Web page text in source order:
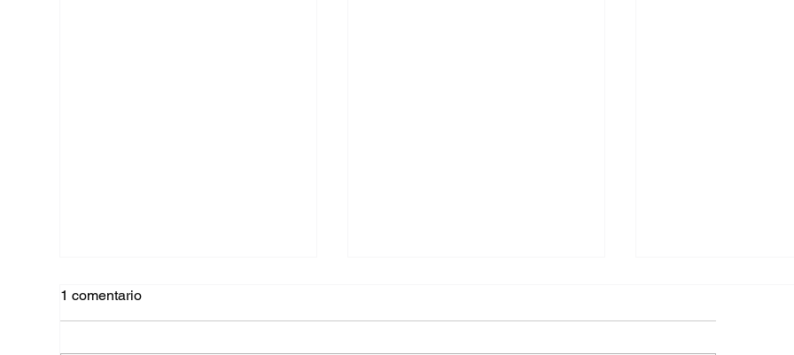
1 comentario